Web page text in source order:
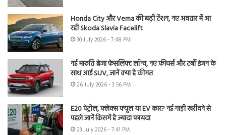
Honda City और Verna की बढ़ी टेंशन, नए अवतार में आ
रही Skoda Slavia Facelift
30 July 2026 - 7:48 PM
नई मारुति ब्रेजा फेसलिफ्ट लॉन्च, नए फीचर्स और टर्बो इंजन के
साथ आई SUV, जानें क्या है कीमत
26 July 2026 - 3:56 PM
E20 पेट्रोल, फ्लेक्स फ्यूल या EV कार? नई गाड़ी खरीदने से
पहले जानें किसमें है ज्यादा फायदा
23 July 2026 - 7:41 PM